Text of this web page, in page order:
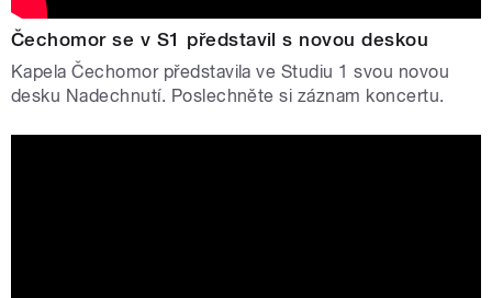
Čechomor se v S1 představil s novou deskou
Kapela Čechomor představila ve Studiu 1 svou novou
desku Nadechnutí. Poslechněte si záznam koncertu.